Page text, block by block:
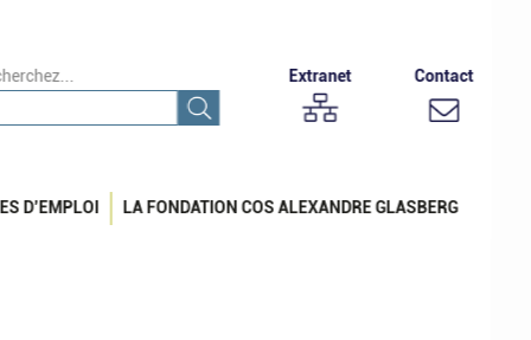
Extranet Contact
D’EMPLOI LA FONDATION COS ALEXANDRE GLASBERG